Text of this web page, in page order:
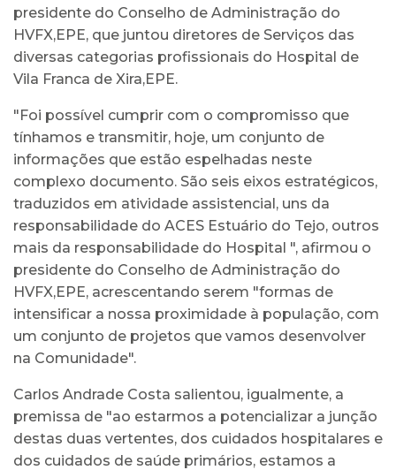
presidente do Conselho de Administração do
HVFX,EPE, que juntou diretores de Serviços das
diversas categorias profissionais do Hospital de
Vila Franca de Xira,EPE.
"Foi possível cumprir com o compromisso que
tínhamos e transmitir, hoje, um conjunto de
informações que estão espelhadas neste
complexo documento. São seis eixos estratégicos,
traduzidos em atividade assistencial, uns da
responsabilidade do ACES Estuário do Tejo, outros
mais da responsabilidade do Hospital ", afirmou o
presidente do Conselho de Administração do
HVFX,EPE, acrescentando serem "formas de
intensificar a nossa proximidade à população, com
um conjunto de projetos que vamos desenvolver
na Comunidade".
Carlos Andrade Costa salientou, igualmente, a
premissa de "ao estarmos a potencializar a junção
destas duas vertentes, dos cuidados hospitalares e
dos cuidados de saúde primários, estamos a